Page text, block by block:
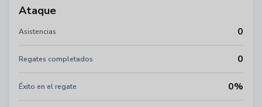
Ataque
Asistencias 0
Regates completados 0
Éxito en el regate 0%